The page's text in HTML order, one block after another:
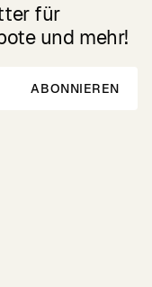
für
und mehr!
ABONNIEREN